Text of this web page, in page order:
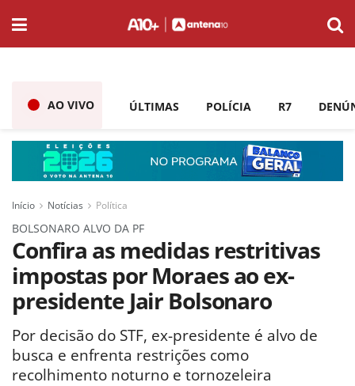
AO VIVO ÚLTIMAS POLÍCIA R7
Início Notícias Política
BOLSONARO ALVO DA PF
Confira as medidas restritivas
impostas por Moraes ao ex-
presidente Jair Bolsonaro
Por decisão do STF, ex-presidente é alvo de
busca e enfrenta restrições como
recolhimento noturno e tornozeleira